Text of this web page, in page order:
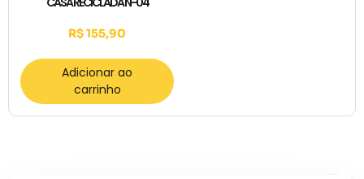
R$155,90
Adicionar ao
carrinho